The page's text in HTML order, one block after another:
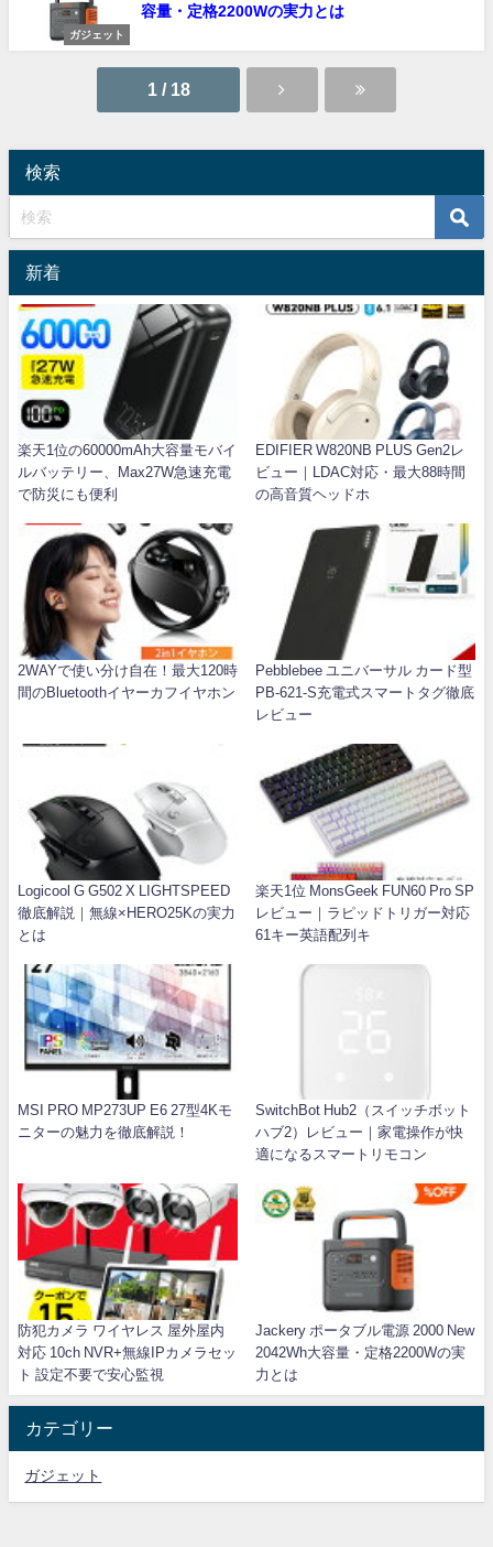
ガジェット
容量・定格2200Wの実力とは
1 / 18
検索
新着
楽天1位の60000mAh大容量モバイ
ルバッテリー、Max27W急速充電
で防災にも便利
EDIFIER W820NB PLUS Gen2レ
ビュー｜LDAC対応・最大88時間
の高音質ヘッドホ
2WAYで使い分け自在！最大120時
間のBluetoothイヤーカフイヤホン
Pebblebee ユニバーサル カード型
PB-621-S充電式スマートタグ徹底
レビュー
Logicool G G502 X LIGHTSPEED
徹底解説｜無線×HERO25Kの実力
とは
楽天1位 MonsGeek FUN60 Pro SP
レビュー｜ラピッドトリガー対応
61キー英語配列キ
MSI PRO MP273UP E6 27型4Kモ
ニターの魅力を徹底解説！
SwitchBot Hub2（スイッチボット
ハブ2）レビュー｜家電操作が快
適になるスマートリモコン
防犯カメラ ワイヤレス 屋外屋内
対応 10ch NVR+無線IPカメラセッ
ト 設定不要で安心監視
Jackery ポータブル電源 2000 New
2042Wh大容量・定格2200Wの実
力とは
カテゴリー
ガジェット